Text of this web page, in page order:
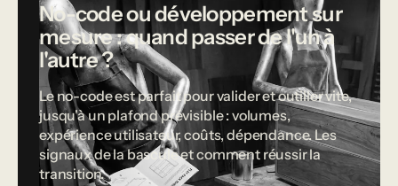
No-code ou développement sur
mesure : quand passer de l'un à
l'autre ?
Le no-code est parfait pour valider et outiller vite,
jusqu'à un plafond prévisible : volumes,
expérience utilisateur, coûts, dépendance. Les
signaux de la bascule et comment réussir la
transition.